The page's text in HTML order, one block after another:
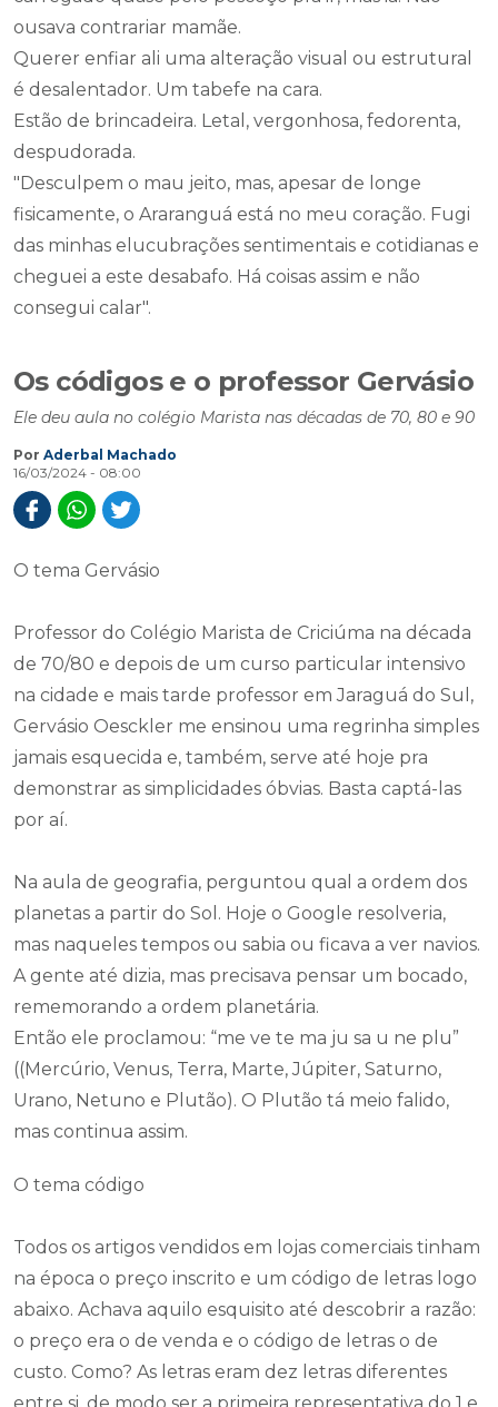
ousava contrariar mamãe.
Querer enfiar ali uma alteração visual ou estrutural
é desalentador. Um tabefe na cara.
Estão de brincadeira. Letal, vergonhosa, fedorenta,
despudorada.
"Desculpem o mau jeito, mas, apesar de longe
fisicamente, o Araranguá está no meu coração. Fugi
das minhas elucubrações sentimentais e cotidianas e
cheguei a este desabafo. Há coisas assim e não
consegui calar".
Os códigos e o professor Gervásio
Ele deu aula no colégio Marista nas décadas de 70, 80 e 90
Por Aderbal Machado
16/03/2024 - 08:00
O tema Gervásio
Professor do Colégio Marista de Criciúma na década
de 70/80 e depois de um curso particular intensivo
na cidade e mais tarde professor em Jaraguá do Sul,
Gervásio Oesckler me ensinou uma regrinha simples
jamais esquecida e, também, serve até hoje pra
demonstrar as simplicidades óbvias. Basta captá-las
por aí.
Na aula de geografia, perguntou qual a ordem dos
planetas a partir do Sol. Hoje o Google resolveria,
mas naqueles tempos ou sabia ou ficava a ver navios.
A gente até dizia, mas precisava pensar um bocado,
rememorando a ordem planetária.
Então ele proclamou: “me ve te ma ju sa u ne plu”
((Mercúrio, Venus, Terra, Marte, Júpiter, Saturno,
Urano, Netuno e Plutão). O Plutão tá meio falido,
mas continua assim.
O tema código
Todos os artigos vendidos em lojas comerciais tinham
na época o preço inscrito e um código de letras logo
abaixo. Achava aquilo esquisito até descobrir a razão:
o preço era o de venda e o código de letras o de
custo. Como? As letras eram dez letras diferentes